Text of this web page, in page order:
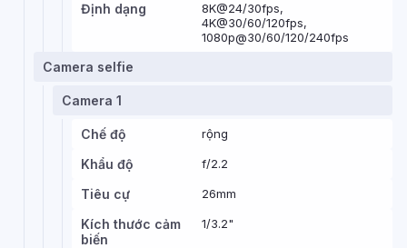
Định dạng
8K@24/30fps,
4K@30/60/120fps,
1080p@30/60/120/240fps
Camera selfie
Camera 1
Chế độ rộng
Khẩu độ f/2.2
Tiêu cự 26mm
Kích thước cảm
biến
1/3.2"